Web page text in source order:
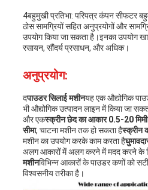
4बहुमुखी प्रतिभा: परिपत्र कंपन सीफटर
ठोस सामग्रियों सहित अनुप्रयोगों और
उपयोग किया जा सकता है।इनका उपयोग
रसायन, सौंदर्य प्रसाधन, और अधिक।
अनुप्रयोग:
दपाउडर सिलाई मशीनयह एक औद्योगिक
भी औद्योगिक उत्पादन लाइन में किया जा
और एकस्क्रीन छेद का आकार 0.5-20
सीमा, चाटना मशीन तक हो सकता हैस्क्रीन
मशीन का उपयोग करके काम करता है
अलग आकारों में अलग करने में मदद करने के
मशीनविभिन्न आकारों के पाउडर कणों को
विश्वसनीय तरीका है।